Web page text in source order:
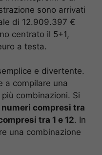
sono arrivati
di 12.909.397 €
centrato il 5+1,
a testa.
e divertente.
a compilare una
combinazioni. Si
compresi tra
tra 1 e 12. In
una combinazione